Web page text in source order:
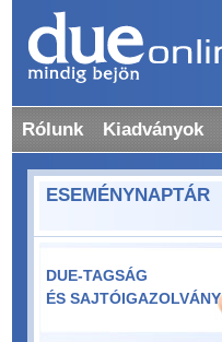
Rólunk Kiadványok
ESEMÉNYNAPTÁR
DUE-TAGSÁG
ÉS SAJTÓIGAZOLVÁNY